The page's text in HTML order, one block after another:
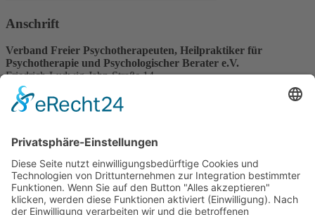
Anschrift
Verband Freier Psychotherapeuten, Heilpraktiker für
Psychotherapie und Psychologischer Berater e.V.
Friedrich-Ludwig-Jahn-Straße 14
31582 Nienburg/Weser
Service-Team
05021-8650320
Diese E-Mail-Adresse ist vor Spambots geschützt! Zur Anzeige
muss JavaScript eingeschaltet sein.
Wir sind Mitglied